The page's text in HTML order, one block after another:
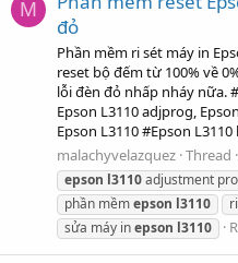
M
đỏ
Phần mềm ri sét máy in
reset bộ đếm từ 100% về
lỗi đèn đỏ nhấp nháy nữa.
Epson L3110 adjprog,
Epson L3110 #Epson
malachyvelazquez Thread
epson l3110adjustment
phần mềmepson l3110
sửa máy inepson l3110